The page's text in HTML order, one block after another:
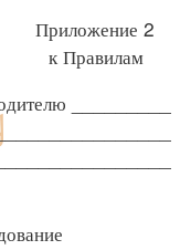
Приложение 2
к Правилам
_________